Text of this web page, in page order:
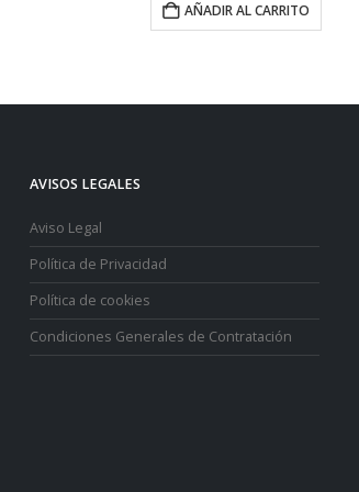
AÑADIR AL CARRITO
AVISOS LEGALES
Aviso Legal
Política de Privacidad
Política de cookies
Condiciones Generales de Contratación